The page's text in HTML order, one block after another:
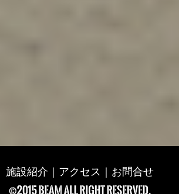
施設紹介 ｜ アクセス ｜ お問合せ